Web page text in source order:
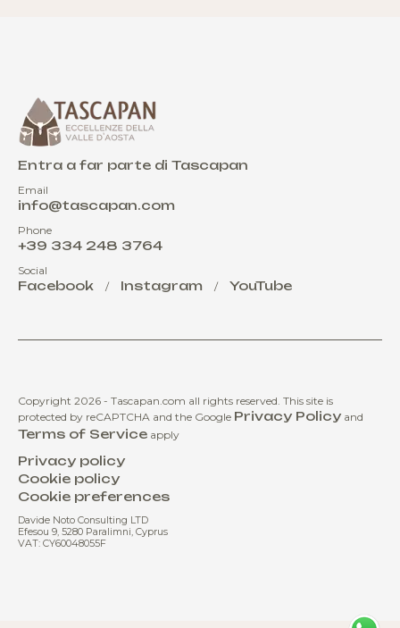
Entra a far parte di Tascapan
Email
info@tascapan.com
Phone
+39 334 248 3764
Social
Facebook / Instagram / YouTube
Copyright 2026 - Tascapan.com all rights reserved. This site is
protected by reCAPTCHA and the Google Privacy Policy and
Terms of Service apply
Privacy policy
Cookie policy
Cookie preferences
Davide Noto Consulting LTD
Efesou 9, 5280 Paralimni, Cyprus
VAT: CY60048055F